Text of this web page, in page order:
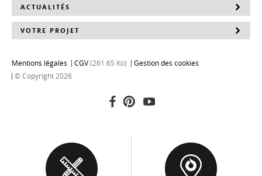
ACTUALITÉS
VOTRE PROJET
Mentions légales CGV (261.65 Ko)
Gestion des cookies
© Copyright 2026